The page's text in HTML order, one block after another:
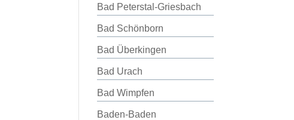
Bad Peterstal-Griesbach
Bad Schönborn
Bad Überkingen
Bad Urach
Bad Wimpfen
Baden-Baden